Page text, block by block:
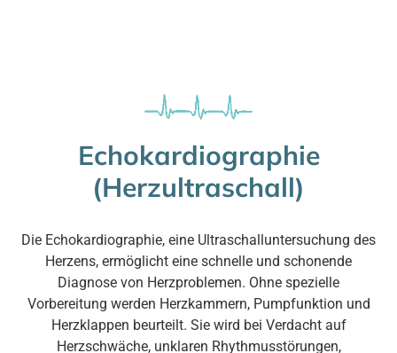
Echokardiographie
(Herzultraschall)
Die Echokardiographie, eine Ultraschalluntersuchung des
Herzens, ermöglicht eine schnelle und schonende
Diagnose von Herzproblemen. Ohne spezielle
Vorbereitung werden Herzkammern, Pumpfunktion und
Herzklappen beurteilt. Sie wird bei Verdacht auf
Herzschwäche, unklaren Rhythmusstörungen,